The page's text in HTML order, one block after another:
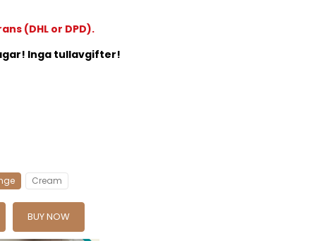
(DHL or DPD).
Inga tullavgifter!
Cream
BUY NOW